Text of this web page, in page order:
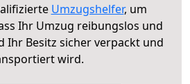
Umzugshelfer, um
Ihr Umzug reibungslos und
Ihr Besitz sicher verpackt und
wird.